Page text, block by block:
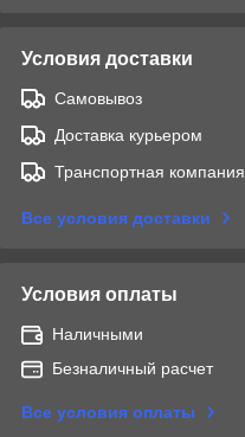
Условия доставки
Самовывоз
Доставка курьером
Транспортная компания
Все условия доставки
Условия оплаты
Наличными
Безналичный расчет
Все условия оплаты